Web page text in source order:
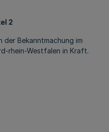
2
Bekanntmachung im
rhein-Westfalen in Kraft.